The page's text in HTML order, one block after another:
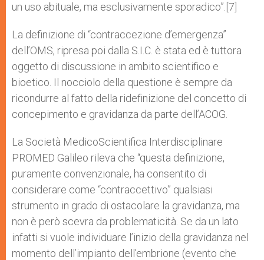
un uso abituale, ma esclusivamente sporadico”.[7]
La definizione di “contraccezione d’emergenza”
dell’OMS, ripresa poi dalla S.I.C. è stata ed è tuttora
oggetto di discussione in ambito scientifico e
bioetico. Il nocciolo della questione è sempre da
ricondurre al fatto della ridefinizione del concetto di
concepimento e gravidanza da parte dell’ACOG.
La Società Medico­Scientifica Interdisciplinare
PROMED Galileo rileva che “questa definizione,
puramente convenzionale, ha consentito di
considerare come “contraccettivo” qualsiasi
strumento in grado di ostacolare la gravidanza, ma
non è però scevra da problematicità. Se da un lato
infatti si vuole individuare l’inizio della gravidanza nel
momento dell’impianto dell’embrione (evento che